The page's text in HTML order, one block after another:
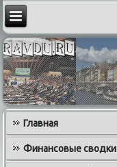
Главная
Финансовые сводки